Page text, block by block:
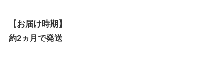
【お届け時期】
約2ヵ月で発送